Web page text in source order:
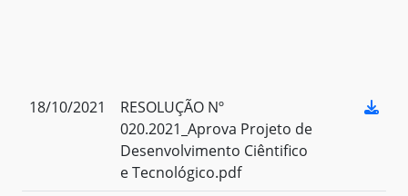
18/10/2021
RESOLUÇÃO Nº
020.2021_Aprova Projeto de
Desenvolvimento Ciêntifico
e Tecnológico.pdf